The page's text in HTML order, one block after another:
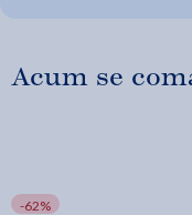
Acum se
-62%